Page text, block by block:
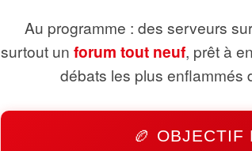
Au programme : des serveurs
surtout un forum tout neuf, prêt à
débats les plus enflammés
🏉 OBJECTIF